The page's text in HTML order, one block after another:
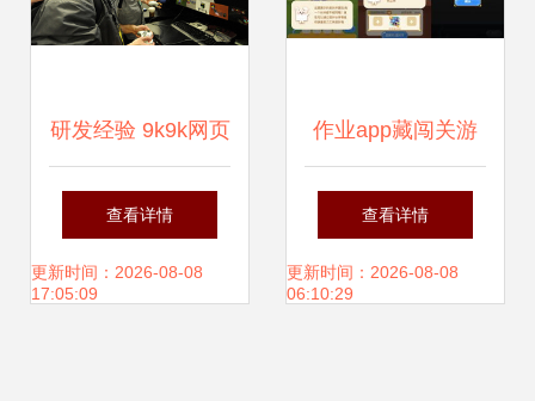
研发经验 9k9k网页
游戏数据中心的设
计与开发实践
查看详情
更新时间：2026-08-08
17:05:09
作业app藏闯关游
戏 开发者 是趣味
学习产品
查看详情
更新时间：2026-08-08
06:10:29